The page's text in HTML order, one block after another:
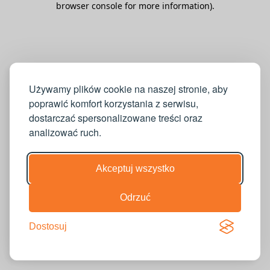
Używamy plików cookie na naszej stronie, aby
poprawić komfort korzystania z serwisu,
dostarczać spersonalizowane treści oraz
analizować ruch.
Akceptuj wszystko
Odrzuć
Dostosuj
browser console for more information).